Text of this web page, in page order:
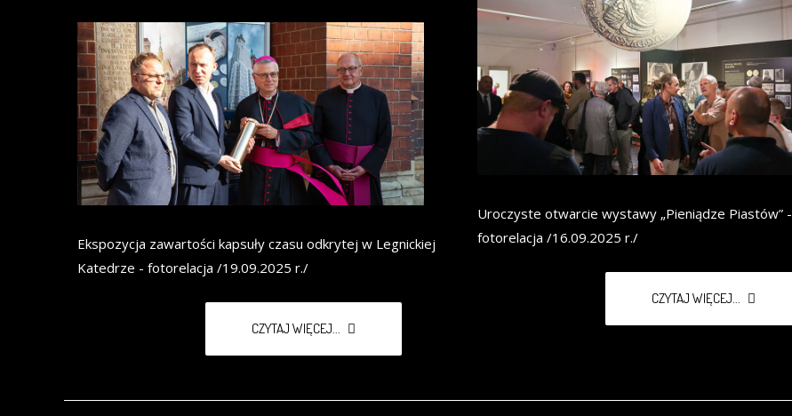
Ekspozycja zawartości kapsuły czasu odkrytej w Legnickiej
Katedrze - fotorelacja /19.09.2025 r./
CZYTAJ WIĘCEJ...
Uroczyste otwarcie wystawy „Pieniądze Piastów” -
fotorelacja /16.09.2025 r./
CZYTAJ WIĘCEJ...